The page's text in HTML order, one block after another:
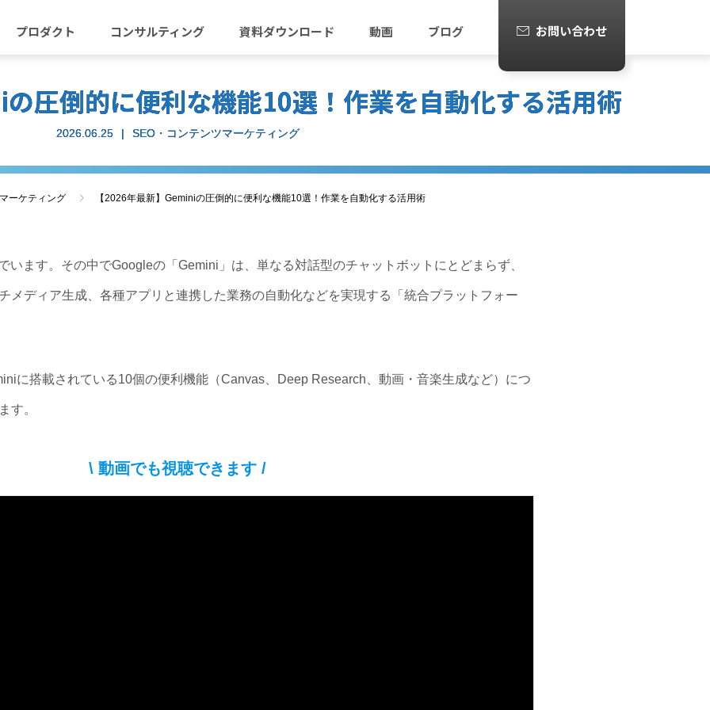
プロダクト コンサルティング 資料ダウンロード 動画 ブログ お問い合わせ
圧倒的に便利な機能10選！作業を自動化する活用術
2026.06.25 SEO・コンテンツマーケティング
ーケティング 【2026年最新】Geminiの圧倒的に便利な機能10選！作業を自動化する活用術
います。その中でGoogleの「Gemini」は、単なる対話型のチャットボットにとどまらず、
メディア生成、各種アプリと連携した業務の自動化などを実現する「統合プラットフォー
に搭載されている10個の便利機能（Canvas、Deep Research、動画・音楽生成など）につ
す。
\ 動画でも視聴できます /